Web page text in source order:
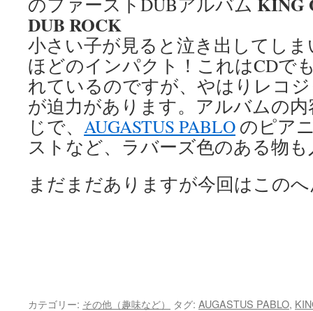
DUB ROCK
小さい子が見ると泣き出してし
ほどのインパクト！これはCDで
れているのですが、やはりレコ
が迫力があります。アルバムの
じで、 AUGASTUS PABLO のピア
ストなど、ラバーズ色のある物
まだまだありますが今回はこの
カテゴリー: その他（趣味など） タグ: AUGASTUS PABLO,